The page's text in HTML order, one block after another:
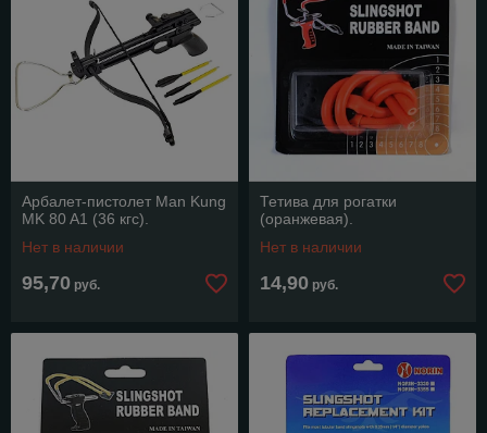
Арбалет-пистолет Man Kung
MK 80 A1 (36 кгс).
Нет в наличии
95,70 руб.
Тетива для рогатки
(оранжевая).
Нет в наличии
14,90 руб.